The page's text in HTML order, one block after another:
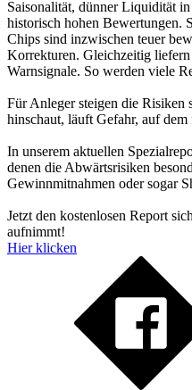
Saisonalität, dünner Liquidität
historisch hohen Bewertungen.
Chips sind inzwischen teuer
Korrekturen. Gleichzeitig
Warnsignale. So werden viele
Für Anleger steigen die Risiken
hinschaut, läuft Gefahr, auf
In unserem aktuellen
denen die Abwärtsrisiken
Gewinnmitnahmen oder sogar
Jetzt den kostenlosen Report
aufnimmt!
Hier klicken